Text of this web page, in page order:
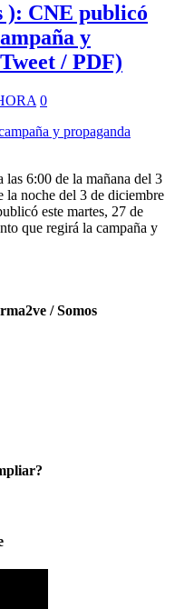
): CNE publicó
y
/ PDF)
0
las 6:00 de la mañana del 3
la noche del 3 de diciembre
este martes, 27 de
que regirá la campaña y
/ Somos